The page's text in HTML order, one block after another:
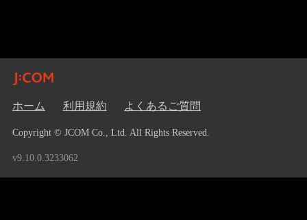
ホーム 利用規約 よくあるご質問
Copyright © JCOM Co., Ltd. All Rights Reserved.
v9.10.0.3233062